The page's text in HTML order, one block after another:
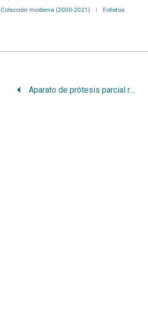
Colección moderna (2000-2021) | Folletos
Aparato de prótesis parcial removible